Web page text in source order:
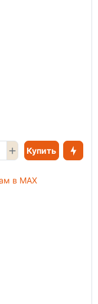
Купить